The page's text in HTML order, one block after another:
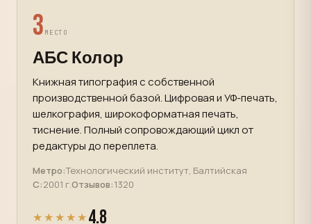
3 МЕСТО
АБС Колор
Книжная типография с собственной
производственной базой. Цифровая и УФ-печать,
шелкография, широкоформатная печать,
тиснение. Полный сопровождающий цикл от
редактуры до переплета.
Метро:Технологический институт, Балтийская
С:2001 г.Отзывов:1320
★★★★★ 4.8